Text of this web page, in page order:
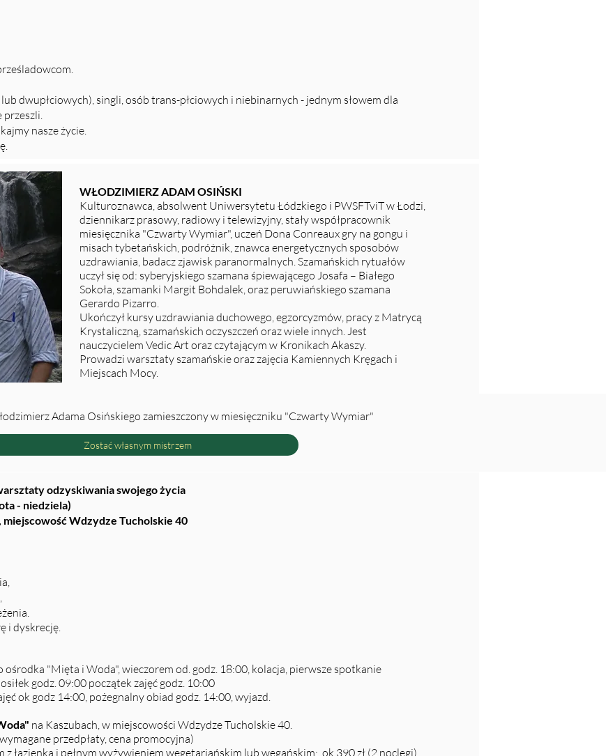
dwupłciowych), singli, osób trans-płciowych i niebinarnych - jednym słowem dla
przeszli.
nasze życie.
WŁODZIMIERZ ADAM OSIŃSKI
Kulturoznawca, absolwent Uniwersytetu Łódzkiego i PWSFTviT w Łodzi,
dziennikarz prasowy, radiowy i telewizyjny, stały współpracownik
miesięcznika "Czwarty Wymiar", uczeń Dona Conreaux gry na gongu i
misach tybetańskich, podróżnik, znawca energetycznych sposobów
uzdrawiania, badacz zjawisk paranormalnych. Szamańskich rytuałów
uczył się od: syberyjskiego szamana śpiewającego Josafa – Białego
Sokoła, szamanki Margit Bohdalek, oraz peruwiańskiego szamana
Gerardo Pizarro.
Ukończył kursy uzdrawiania duchowego, egzorcyzmów, pracy z Matrycą
Krystaliczną, szamańskich oczyszczeń oraz wiele innych. Jest
nauczycielem Vedic Art oraz czytającym w Kronikach Akaszy.
Prowadzi warsztaty szamańskie oraz zajęcia Kamiennych Kręgach i
Miejscach Mocy.
Adama Osińskiego zamieszczony w miesięczniku "Czwarty Wymiar"
Zostać własnym mistrzem
odzyskiwania swojego życia
- niedziela)
miejscowość Wdzydze Tucholskie 40
i dyskrecję.
"Mięta i Woda", wieczorem od. godz. 18:00, kolacja, pierwsze spotkanie
godz. 09:00 początek zajęć godz. 10:00
ok godz 14:00, pożegnalny obiad godz. 14:00, wyjazd.
na Kaszubach, w miejscowości Wdzydze Tucholskie 40.
przedpłaty, cena promocyjna)
łazienką i pełnym wyżywieniem wegetariańskim lub wegańskim: ok 390 zł (2 noclegi)